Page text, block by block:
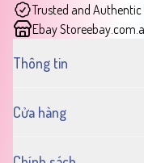
Trusted and
Ebay Store
Thông tin
Cửa hàng